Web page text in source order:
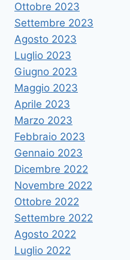
Ottobre 2023
Settembre 2023
Agosto 2023
Luglio 2023
Giugno 2023
Maggio 2023
Aprile 2023
Marzo 2023
Febbraio 2023
Gennaio 2023
Dicembre 2022
Novembre 2022
Ottobre 2022
Settembre 2022
Agosto 2022
Luglio 2022